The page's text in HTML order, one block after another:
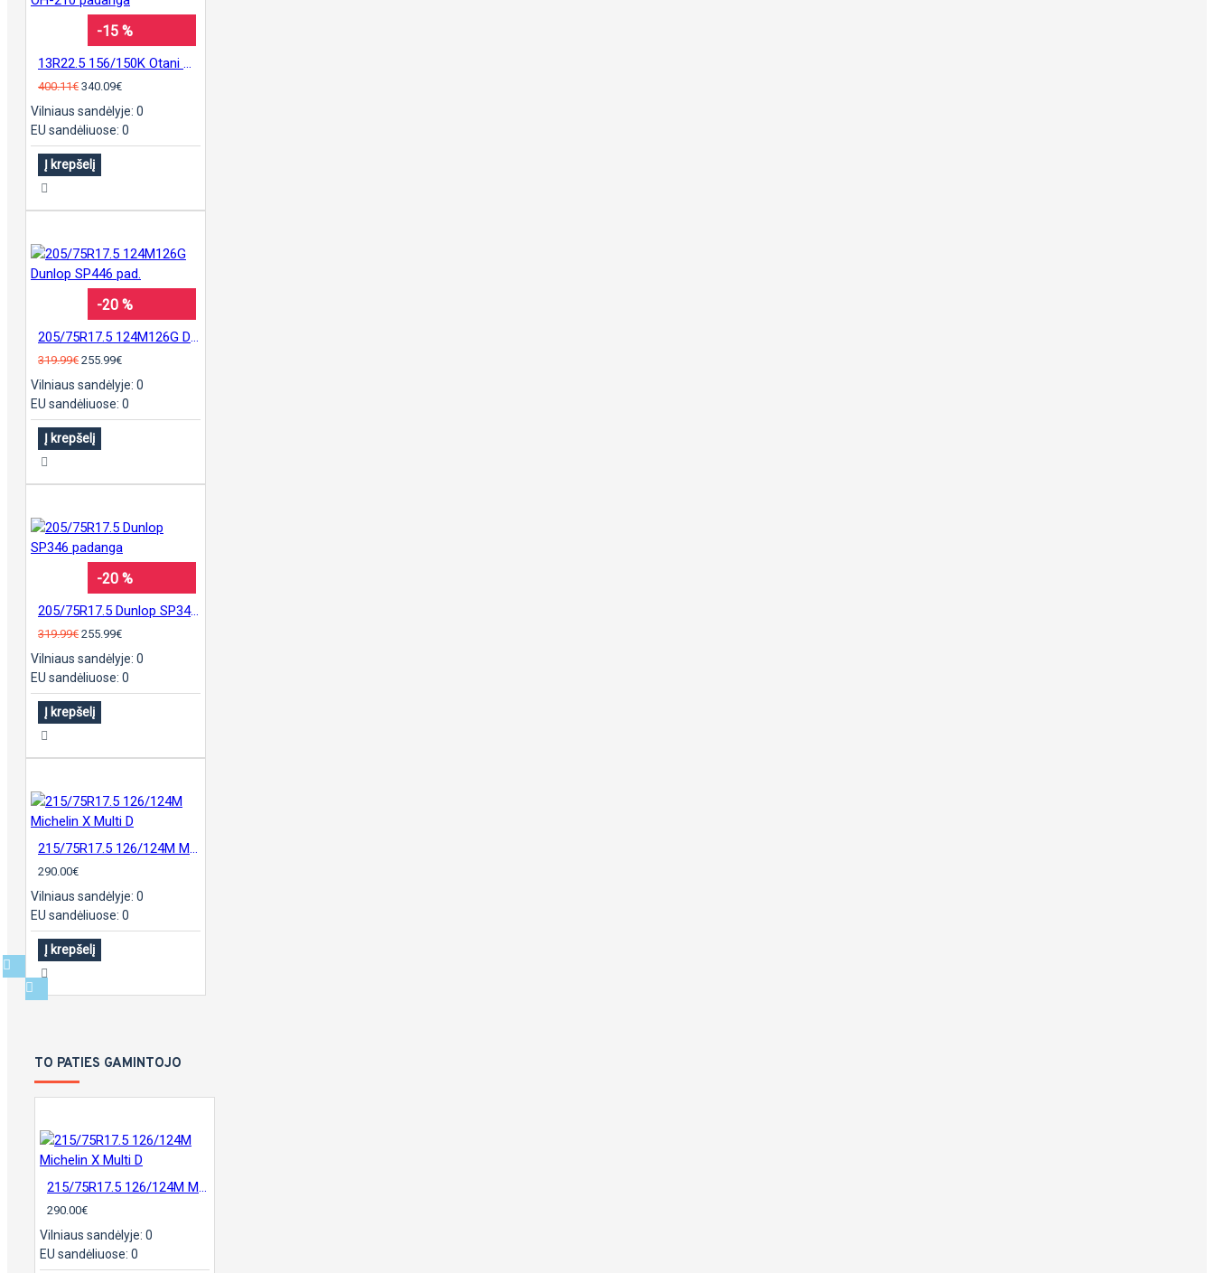
-15 %
13R22.5 156/150K Otani OH-210 padanga
400.11€ 340.09€
Vilniaus sandėlyje: 0
EU sandėliuose: 0
Į krepšelį
-20 %
205/75R17.5 124M126G Dunlop SP446 pad.
319.99€ 255.99€
Vilniaus sandėlyje: 0
EU sandėliuose: 0
Į krepšelį
-20 %
205/75R17.5 Dunlop SP346 padanga
319.99€ 255.99€
Vilniaus sandėlyje: 0
EU sandėliuose: 0
Į krepšelį
215/75R17.5 126/124M Michelin X Multi D
290.00€
Vilniaus sandėlyje: 0
EU sandėliuose: 0
Į krepšelį
TO PATIES GAMINTOJO
215/75R17.5 126/124M Michelin X Multi D
290.00€
Vilniaus sandėlyje: 0
EU sandėliuose: 0